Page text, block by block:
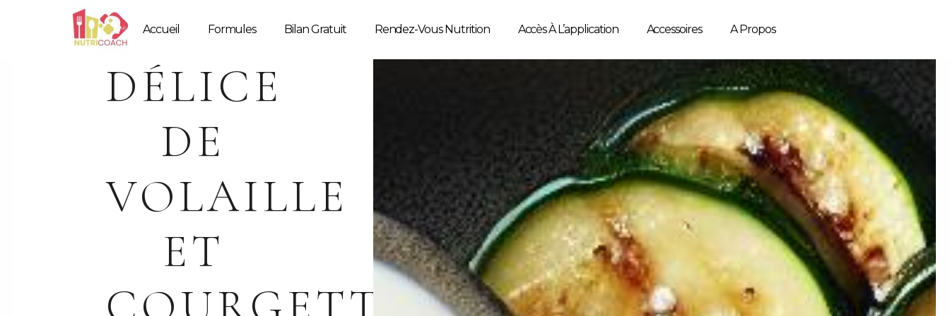
Accueil Formules Bilan Gratuit Rendez-Vous Nutrition Accès À L’application Accessoires A Propos
DÉLICE
DE
VOLAILLE
ET